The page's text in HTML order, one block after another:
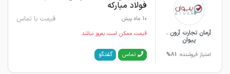
آرمان تجارت آرون .
پیوان
امتیاز فروشنده: 81%
فولاد مبارکه
10 ماه پیش قیمت با تماس
قیمت ممکن است به‌روز نباشد
تماس گفتگو